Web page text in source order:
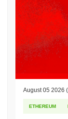
August 05 2026
ETHEREUM